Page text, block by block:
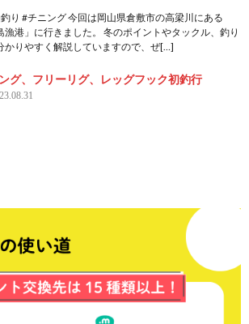
り #チニング 今回は岡山県倉敷市の高梁川にある
漁港」に行きました。 冬のポイントやタックル、釣り
かりやすく解説していますので、ぜ[…]
グ、フリーリグ、レッグフック初釣行